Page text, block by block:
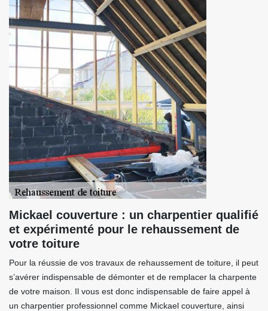
Mickael couverture : un charpentier qualifié
et expérimenté pour le rehaussement de
votre toiture
Pour la réussie de vos travaux de rehaussement de toiture, il peut
s’avérer indispensable de démonter et de remplacer la charpente
de votre maison. Il vous est donc indispensable de faire appel à
un charpentier professionnel comme Mickael couverture, ainsi